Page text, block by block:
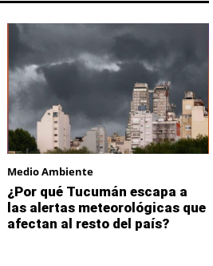
Medio Ambiente
¿Por qué Tucumán escapa a
las alertas meteorológicas que
afectan al resto del país?